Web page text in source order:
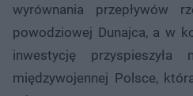
wyrównania przepływów
powodziowej Dunajca, a w
inwestycję
międzywojennej Polsce,